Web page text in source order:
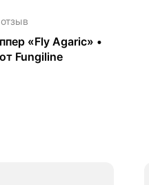
«Fly Agaric» •
Fungiline